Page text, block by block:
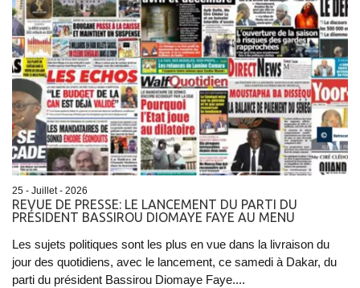
25 - Juillet - 2026
REVUE DE PRESSE: LE LANCEMENT DU PARTI DU
PRÉSIDENT BASSIROU DIOMAYE FAYE AU MENU
Les sujets politiques sont les plus en vue dans la livraison du
jour des quotidiens, avec le lancement, ce samedi à Dakar, du
parti du président Bassirou Diomaye Faye....